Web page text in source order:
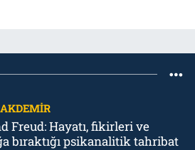
Freud: Hayatı, fikirleri ve
bıraktığı psikanalitik tahribat